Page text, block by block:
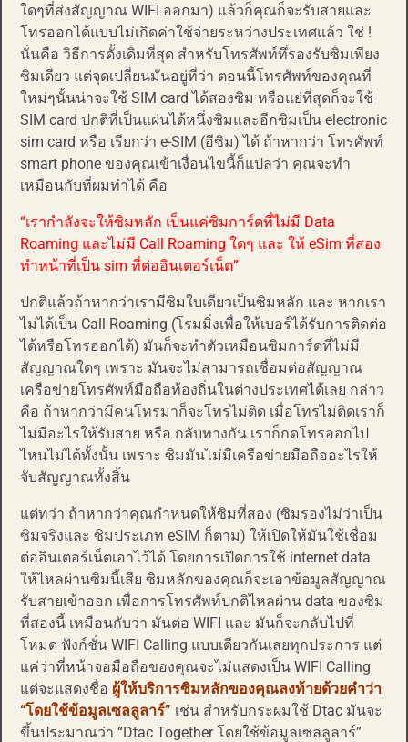
ใดๆที่ส่งสัญญาณ WIFI ออกมา) แล้วก็คุณก็จะรับสายและ
โทรออกได้แบบไม่เกิดค่าใช้จ่ายระหว่างประเทศแล้ว ใช่ !
นั่นคือ วิธีการดั้งเดิมที่สุด สำหรับโทรศัพท์ทึ่รองรับซิมเพียง
ซิมเดียว แต่จุดเปลี่ยนมันอยู่ที่ว่า ตอนนี้โทรศัพท์ของคุณที่
ใหม่ๆนั้นน่าจะใช้ SIM card ได้สองซิม หรือแย่ที่สุดก็จะใช้
SIM card ปกติที่เป็นแผ่นได้หนึ่งซิมและอีกซิมเป็น electronic
sim card หรือ เรียกว่า e-SIM (อีซิม) ได้ ถ้าหากว่า โทรศัพท์
smart phone ของคุณเข้าเงื่อนไขนี้ก็แปลว่า คุณจะทำ
เหมือนกับที่ผมทำได้ คือ
“เรากำลังจะให้ซิมหลัก เป็นแค่ซิมการ์ดที่ไม่มี Data
Roaming และไม่มี Call Roaming ใดๆ และ ให้ eSim ที่สอง
ทำหน้าที่เป็น sim ที่ต่ออินเตอร์เน็ต”
ปกติแล้วถ้าหากว่าเรามีซิมใบเดียวเป็นซิมหลัก และ หากเรา
ไม่ได้เป็น Call Roaming (โรมมิ่งเพื่อให้เบอร์ได้รับการติดต่อ
ได้หรือโทรออกได้) มันก็จะทำตัวเหมือนซิมการ์ดที่ไม่มี
สัญญาณใดๆ เพราะ มันจะไม่สามารถเชื่อมต่อสัญญาณ
เครือข่ายโทรศัพท์มือถือท้องถิ่นในต่างประเทศได้เลย กล่าว
คือ ถ้าหากว่ามีคนโทรมาก็จะโทรไม่ติด เมื่อโทรไม่ติดเราก็
ไม่มีอะไรให้รับสาย หรือ กลับทางกัน เราก็กดโทรออกไป
ไหนไม่ได้ทั้งนั้น เพราะ ซิมมันไม่มีเครือข่ายมือถืออะไรให้
จับสัญญาณทั้งสิ้น
แต่ทว่า ถ้าหากว่าคุณกำหนดให้ซิมที่สอง (ซิมรองไม่ว่าเป็น
ซิมจริงและ ซิมประเภท eSIM ก็ตาม) ให้เปิดให้มันใช้เชื่อม
ต่ออินเตอร์เน็ตเอาไว้ได้ โดยการเปิดการใช้ internet data
ให้ไหลผ่านซิมนี้เสีย ซิมหลักของคุณก็จะเอาข้อมูลสัญญาณ
รับสายเข้าออก เพื่อการโทรศัพท์ปกติไหลผ่าน data ของซิม
ที่สองนี้ เหมือนกับว่า มันต่อ WIFI และ มันก็จะกลับไปที่
โหมด ฟังก์ชั่น WIFI Calling แบบเดียวกันเลยทุกประการ แต่
แค่ว่าที่หน้าจอมือถือของคุณจะไม่แสดงเป็น WIFI Calling
แต่จะแสดงชื่อ ผู้ให้บริการซิมหลักของคุณลงท้ายด้วยคำว่า
“โดยใช้ข้อมูลเซลลูลาร์” เช่น สำหรับกระผมใช้ Dtac มันจะ
ขึ้นประมาณว่า “Dtac Together โดยใช้ข้อมูลเซลลูลาร์”